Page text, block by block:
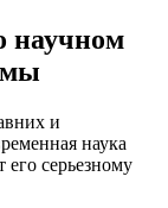
научном
и
наука
его серьезному